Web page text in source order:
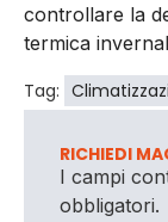
controllare la
termica
Tag:
RICHIEDI
I campi
obbligatori.